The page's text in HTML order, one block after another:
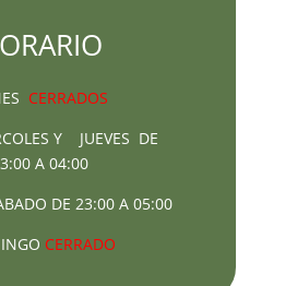
CERRADOS
Y JUEVES DE
A 04:00
DE 23:00 A 05:00
CERRADO